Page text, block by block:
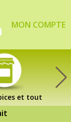
MON COMPTE
et tout